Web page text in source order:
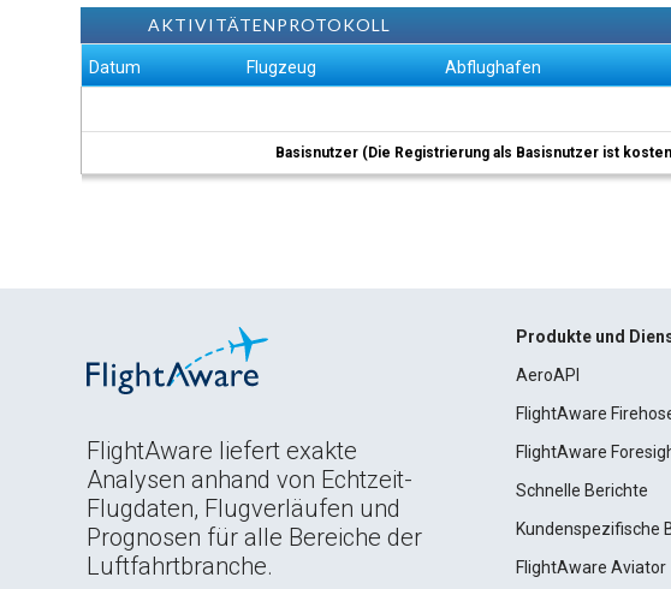
AKTIVITÄTENPROTOKOLL
Datum Flugzeug Abflughafen
Basisnutzer (Die Registrierung als Basisnutzer ist
FlightAware liefert exakte
Analysen anhand von Echtzeit-
Flugdaten, Flugverläufen und
Prognosen für alle Bereiche der
Luftfahrtbranche.
Produkte und
AeroAPI
FlightAware
FlightAware
Schnelle Berichte
Kundenspezifische
FlightAware Aviator